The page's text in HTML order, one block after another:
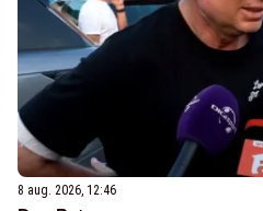
8 aug. 2026, 12:46